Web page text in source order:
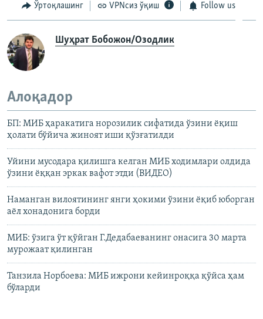
Ўртоқлашинг VPNсиз ўқиш Follow us
Шуҳрат Бобожон/Озодлик
Алоқадор
БП: МИБ ҳаракатига норозилик сифатида ўзини ëқиш
ҳолати бўйича жиноят иши қўзғатилди
Уйини мусодара қилишга келган МИБ ходимлари олдида
ўзини ëққан эркак вафот этди (ВИДЕО)
Наманган вилоятининг янги ҳокими ўзини ёқиб юборган
аёл хонадонига борди
МИБ: ўзига ўт қўйган Г.Дедабаеванинг онасига 30 марта
мурожаат қилинган
Танзила Норбоева: МИБ ижрони кейинроққа қўйса ҳам
бўларди